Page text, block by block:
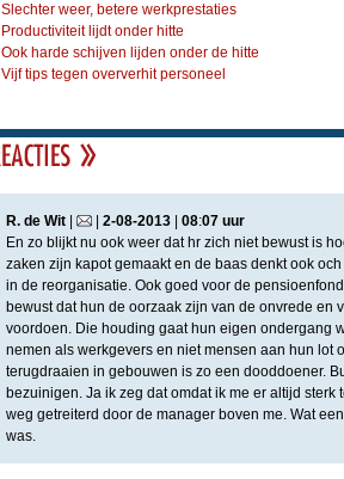
Slechter weer, betere werkprestaties
Productiviteit lijdt onder hitte
Ook harde schijven lijden onder de hitte
Vijf tips tegen oververhit personeel
R. de Wit| | 2-08-2013| 08:07 uur
En zo blijkt nu ook weer dat hr zich niet bewust is
zaken zijn kapot gemaakt en de baas denkt ook
in de reorganisatie. Ook goed voor de
bewust dat hun de oorzaak zijn van de onvrede en
voordoen. Die houding gaat hun eigen ondergang
nemen als werkgevers en niet mensen aan hun lot
terugdraaien in gebouwen is zo een dooddoener.
bezuinigen. Ja ik zeg dat omdat ik me er altijd
weg getreiterd door de manager boven me. Wat
was.